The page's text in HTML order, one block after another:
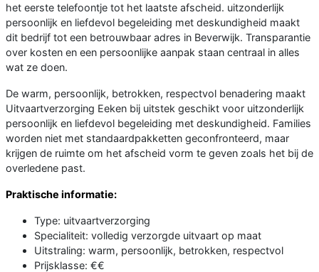
het eerste telefoontje tot het laatste afscheid. uitzonderlijk
persoonlijk en liefdevol begeleiding met deskundigheid maakt
dit bedrijf tot een betrouwbaar adres in Beverwijk. Transparantie
over kosten en een persoonlijke aanpak staan centraal in alles
wat ze doen.
De warm, persoonlijk, betrokken, respectvol benadering maakt
Uitvaartverzorging Eeken bij uitstek geschikt voor uitzonderlijk
persoonlijk en liefdevol begeleiding met deskundigheid. Families
worden niet met standaardpakketten geconfronteerd, maar
krijgen de ruimte om het afscheid vorm te geven zoals het bij de
overledene past.
Praktische informatie:
Type: uitvaartverzorging
Specialiteit: volledig verzorgde uitvaart op maat
Uitstraling: warm, persoonlijk, betrokken, respectvol
Prijsklasse: €€